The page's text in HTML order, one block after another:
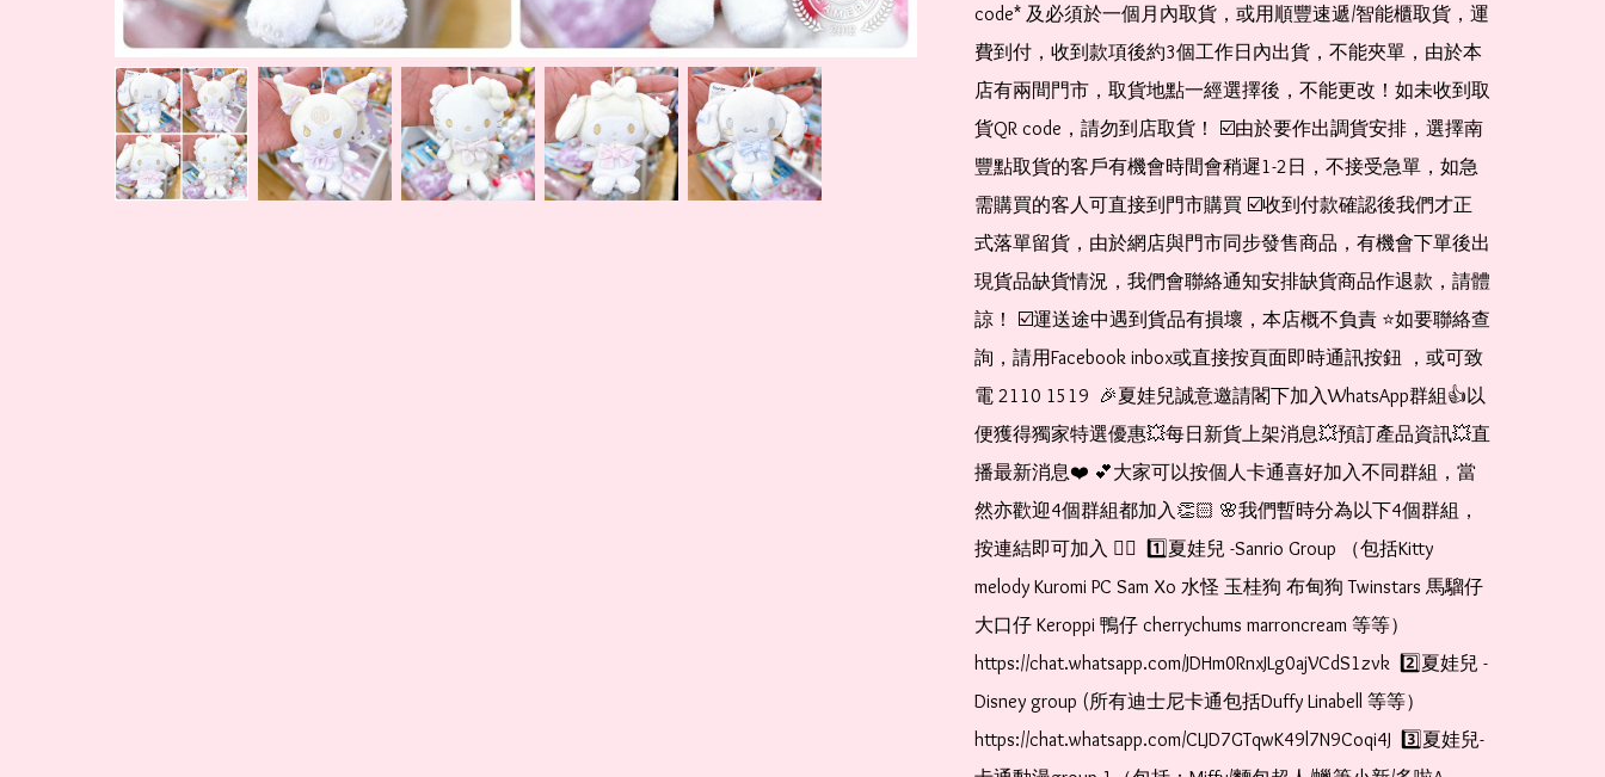
code* 及必須於一個月內取貨，或用順豐速遞/智能櫃取貨，運
費到付，收到款項後約3個工作日內出貨，不能夾單，由於本
店有兩間門市，取貨地點一經選擇後，不能更改！如未收到取
貨QR code，請勿到店取貨！ ☑️由於要作出調貨安排，選擇南
豐點取貨的客戶有機會時間會稍遲1-2日，不接受急單，如急
需購買的客人可直接到門市購買 ☑️收到付款確認後我們才正
式落單留貨，由於網店與門市同步發售商品，有機會下單後出
現貨品缺貨情況，我們會聯絡通知安排缺貨商品作退款，請體
諒！ ☑️運送途中遇到貨品有損壞，本店概不負責 ⭐️如要聯絡查
詢，請用Facebook inbox或直接按頁面即時通訊按鈕 ，或可致
電 2110 1519  🎉夏娃兒誠意邀請閣下加入WhatsApp群組👍以
便獲得獨家特選優惠💥每日新貨上架消息💥預訂產品資訊💥直
播最新消息❤️ 💕大家可以按個人卡通喜好加入不同群組，當
然亦歡迎4個群組都加入👏🏻 🌸我們暫時分為以下4個群組，
按連結即可加入 👇🏻  1️⃣夏娃兒 -Sanrio Group （包括Kitty
melody Kuromi PC Sam Xo 水怪 玉桂狗 布甸狗 Twinstars 馬騮仔
大口仔 Keroppi 鴨仔 cherrychums marroncream 等等）
https://chat.whatsapp.com/JDHm0RnxJLg0ajVCdS1zvk  2️⃣夏娃兒 -
Disney group (所有迪士尼卡通包括Duffy Linabell 等等）
https://chat.whatsapp.com/CLJD7GTqwK49l7N9Coqi4J  3️⃣夏娃兒-